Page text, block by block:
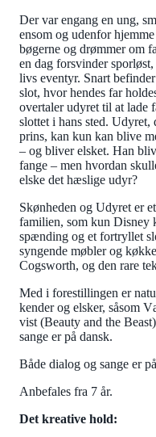
Der var engang en ung,
ensom og udenfor
bøgerne og drømmer om
en dag forsvinder
livs eventyr. Snart
slot, hvor hendes far
overtaler udyret til at lade
slottet i hans sted.
prins, kan kun kan blive
– og bliver elsket. Han
fange – men hvordan
elske det hæslige udyr?
Skønheden og Udyret er
familien, som kun
spænding og et fortryllet
syngende møbler og
Cogsworth, og den rare
Med i forestillingen er
kender og elsker, såsom
vist (Beauty and the
sange er på dansk.
Både dialog og sange er
Anbefales fra 7 år.
Det kreative hold: